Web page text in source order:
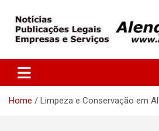
Portal Alenquer
Home Limpeza e Conservação em